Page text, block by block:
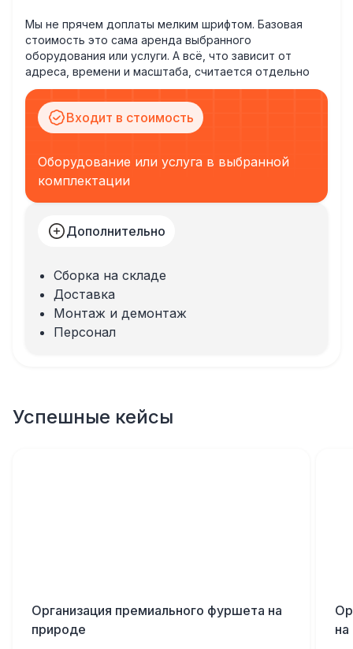
Мы не прячем доплаты мелким шрифтом. Базовая
стоимость это сама аренда выбранного
оборудования или услуги. А всё, что зависит от
адреса, времени и масштаба, считается отдельно
Входит в стоимость
Оборудование или услуга в выбранной
комплектации
Дополнительно
Сборка на складе
Доставка
Монтаж и демонтаж
Персонал
Успешные кейсы
Организация премиального фуршета на
природе